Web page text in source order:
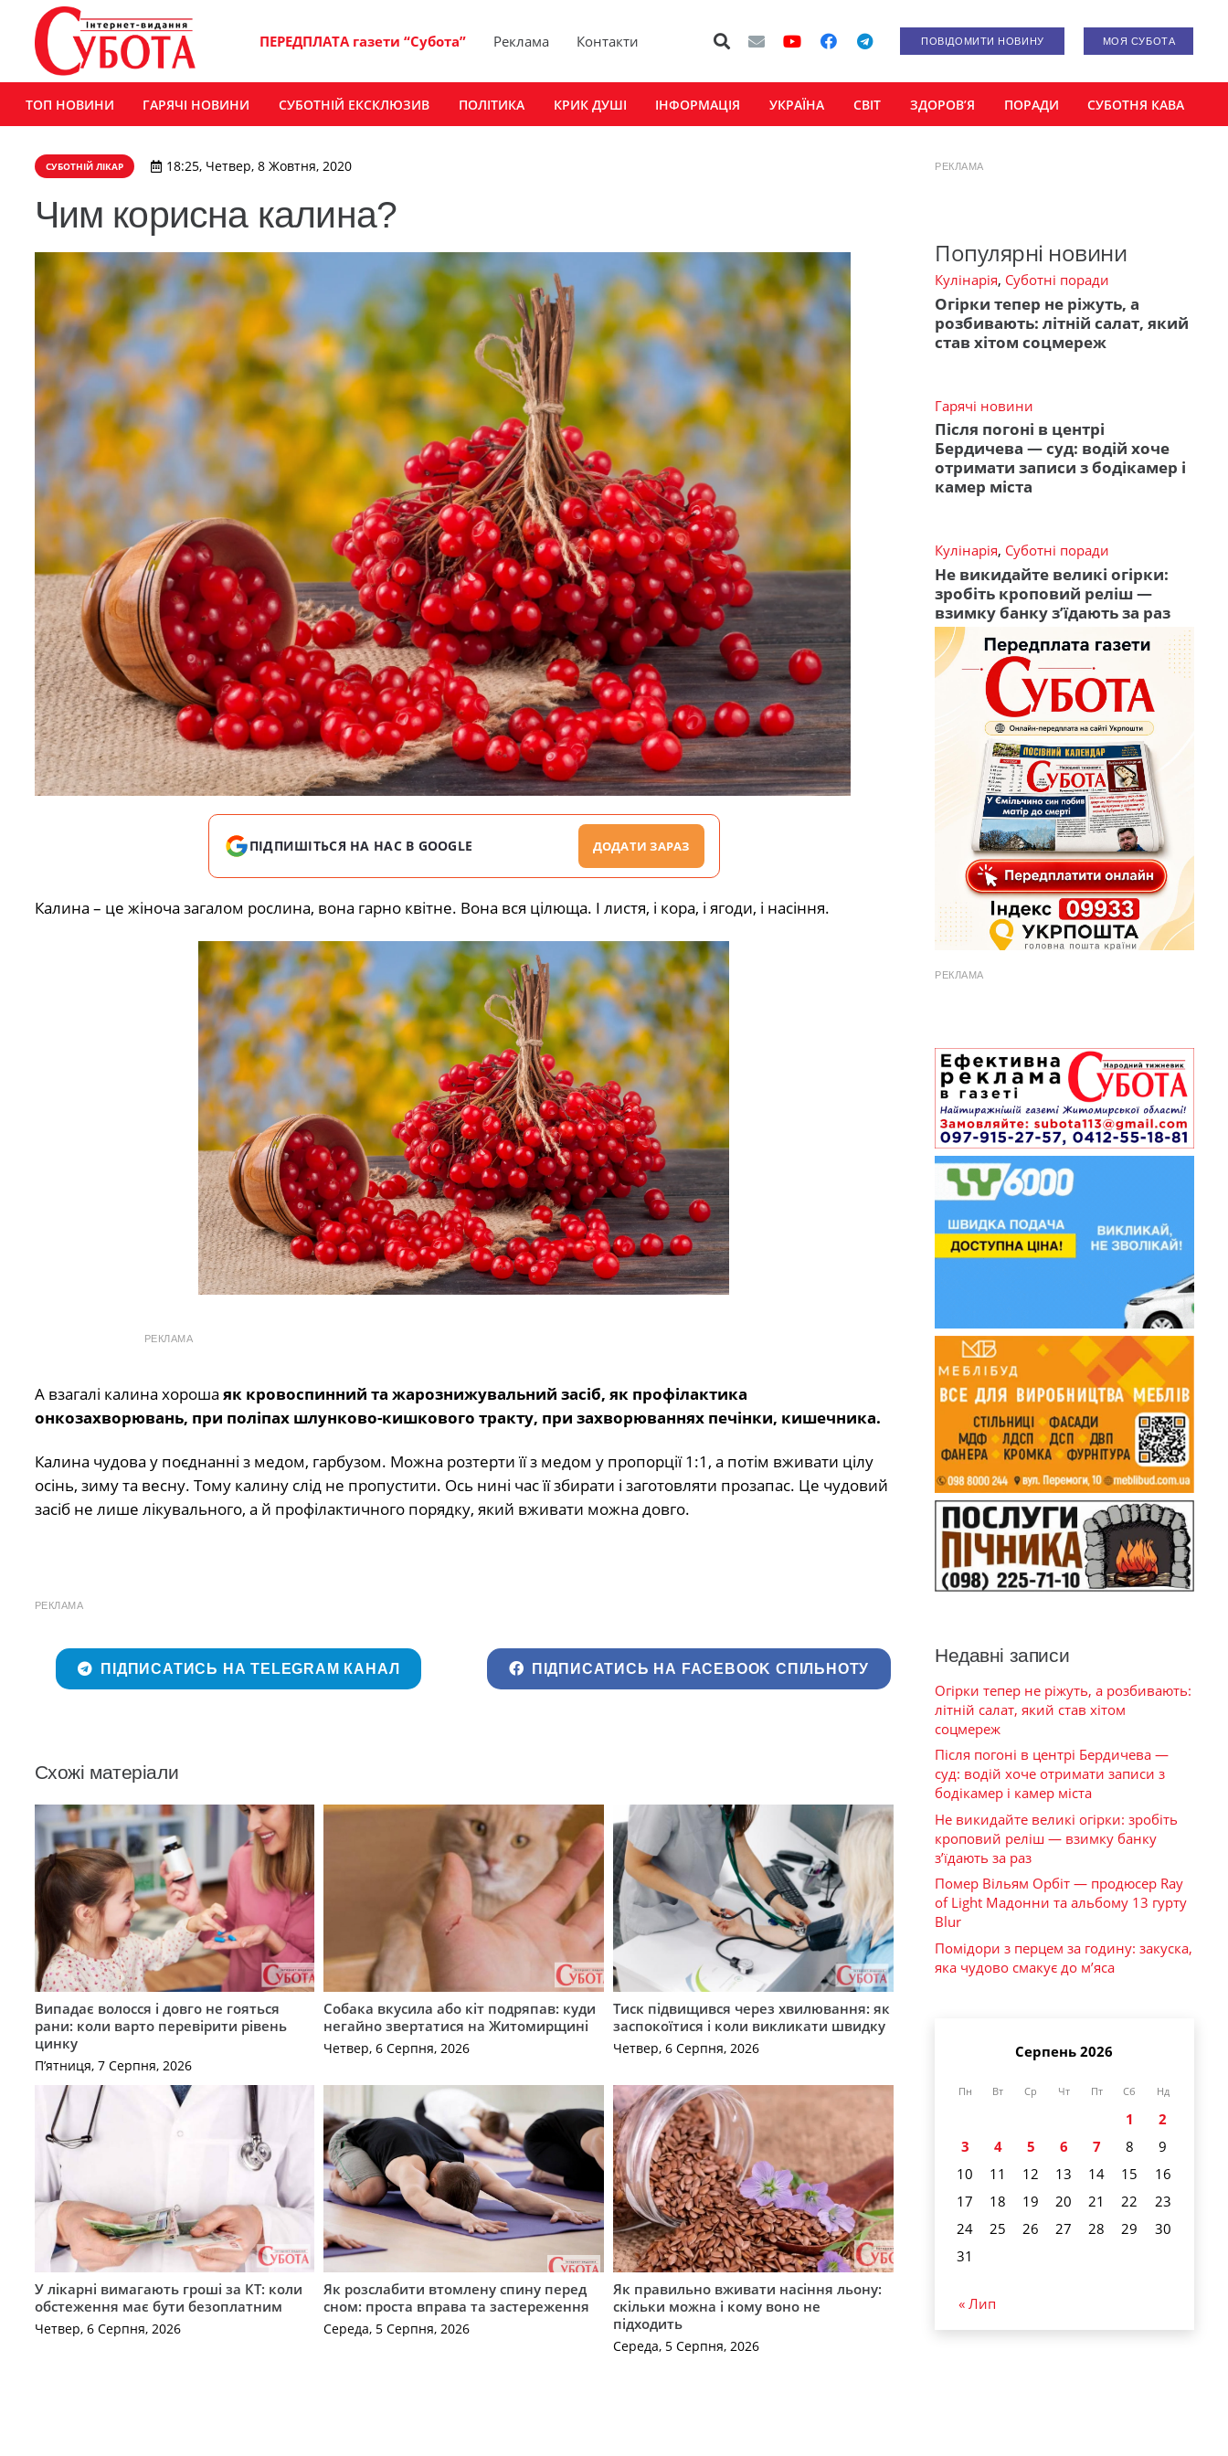
ПЕРЕДПЛАТА газети “Субота” Реклама Контакти ПОВІДОМИТИ НОВИНУ МОЯ СУБОТА
ТОП НОВИНИ ГАРЯЧІ НОВИНИ СУБОТНІЙ ЕКСКЛЮЗИВ ПОЛІТИКА КРИК ДУШІ ІНФОРМАЦІЯ УКРАЇНА СВІТ ЗДОРОВ’Я ПОРАДИ СУБОТНЯ КАВА
СУБОТНІЙ ЛІКАР 18:25, Четвер, 8 Жовтня, 2020
Чим корисна калина?
ПІДПИШІТЬСЯ НА НАС В GOOGLE ДОДАТИ ЗАРАЗ
Калина – це жіноча загалом рослина, вона гарно квітне. Вона вся цілюща. І листя, і кора, і ягоди, і насіння.
РЕКЛАМА
А взагалі калина хороша як кровоспинний та жарознижувальний засіб, як профілактика
онкозахворювань, при поліпах шлунково-кишкового тракту, при захворюваннях печінки, кишечника.
Калина чудова у поєднанні з медом, гарбузом. Можна розтерти її з медом у пропорції 1:1, а потім вживати цілу
осінь, зиму та весну. Тому калину слід не пропустити. Ось нині час її збирати і заготовляти прозапас. Це чудовий
засіб не лише лікувального, а й профілактичного порядку, який вживати можна довго.
РЕКЛАМА
ПІДПИСАТИСЬ НА TELEGRAM КАНАЛ ПІДПИСАТИСЬ НА FACEBOOK СПІЛЬНОТУ
Схожі матеріали
Випадає волосся і довго не гояться
рани: коли варто перевірити рівень
цинку
П’ятниця, 7 Серпня, 2026
Собака вкусила або кіт подряпав: куди
негайно звертатися на Житомирщині
Четвер, 6 Серпня, 2026
Тиск підвищився через хвилювання: як
заспокоїтися і коли викликати швидку
Четвер, 6 Серпня, 2026
У лікарні вимагають гроші за КТ: коли
обстеження має бути безоплатним
Четвер, 6 Серпня, 2026
Як розслабити втомлену спину перед
сном: проста вправа та застереження
Середа, 5 Серпня, 2026
Як правильно вживати насіння льону:
скільки можна і кому воно не
підходить
Середа, 5 Серпня, 2026
РЕКЛАМА
Популярні новини
Кулінарія, Суботні поради
Огірки тепер не ріжуть, а
розбивають: літній салат, який
став хітом соцмереж
Гарячі новини
Після погоні в центрі
Бердичева — суд: водій хоче
отримати записи з бодікамер і
камер міста
Кулінарія, Суботні поради
Не викидайте великі огірки:
зробіть кроповий реліш —
взимку банку з’їдають за раз
РЕКЛАМА
Недавні записи
Огірки тепер не ріжуть, а розбивають:
літній салат, який став хітом
соцмереж
Після погоні в центрі Бердичева —
суд: водій хоче отримати записи з
бодікамер і камер міста
Не викидайте великі огірки: зробіть
кроповий реліш — взимку банку
з’їдають за раз
Помер Вільям Орбіт — продюсер Ray
of Light Мадонни та альбому 13 гурту
Blur
Помідори з перцем за годину: закуска,
яка чудово смакує до м’яса
Серпень 2026
Пн Вт Ср Чт Пт Сб Нд
1
2
3
4 5 6 7 8
9
10
11 12 13 14 15
16
17
18 19 20 21 22
23
24
25 26 27 28 29
30
31
« Лип